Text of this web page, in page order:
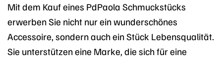
Mit dem Kauf eines PdPaola Schmuckstücks
erwerben Sie nicht nur ein wunderschönes
Accessoire, sondern auch ein Stück Lebensqualität.
Sie unterstützen eine Marke, die sich für eine